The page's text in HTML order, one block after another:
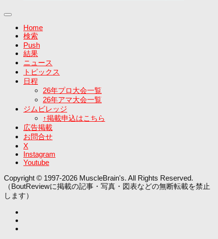
Home
検索
Push
結果
ニュース
トピックス
日程
26年プロ大会一覧
26年アマ大会一覧
ジムビレッジ
↑掲載申込はこちら
広告掲載
お問合せ
X
Instagram
Youtube
Copyright © 1997-2026 MuscleBrain's. All Rights Reserved.
（BoutReviewに掲載の記事・写真・図表などの無断転載を禁止
します）